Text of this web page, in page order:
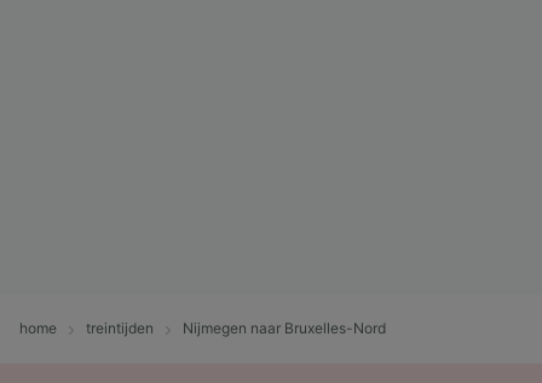
home treintijden Nijmegen naar Bruxelles-Nord